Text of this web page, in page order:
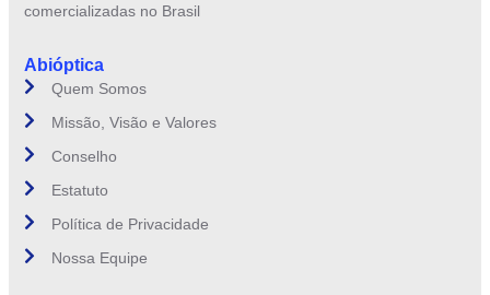
comercializadas no Brasil
Abióptica
Quem Somos
Missão, Visão e Valores
Conselho
Estatuto
Política de Privacidade
Nossa Equipe